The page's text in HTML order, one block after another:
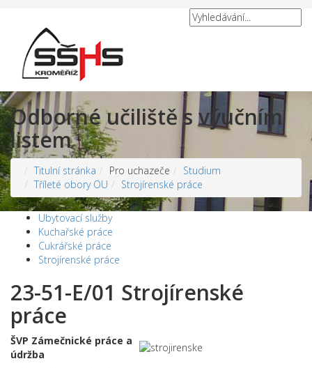
Odborné učiliště s výučním
listem
Titulní stránka Pro uchazeče
Studium
Tříleté obory OU
Strojírenské práce
Ubytovací služby
Kuchařské práce
Cukrářské práce
Strojírenské práce
23-51-E/01 Strojírenské
práce
ŠVP Zámečnické práce a
údržba